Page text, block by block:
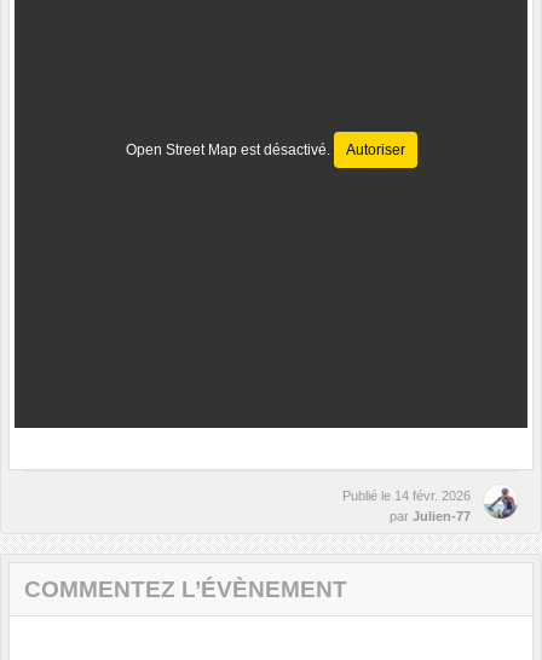
Open Street Map est désactivé. Autoriser
Publié le 14 févr. 2026
par Julien-77
COMMENTEZ L’ÉVÈNEMENT